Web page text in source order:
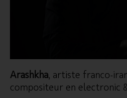
Arashkha, artiste franco-
compositeur en electronic